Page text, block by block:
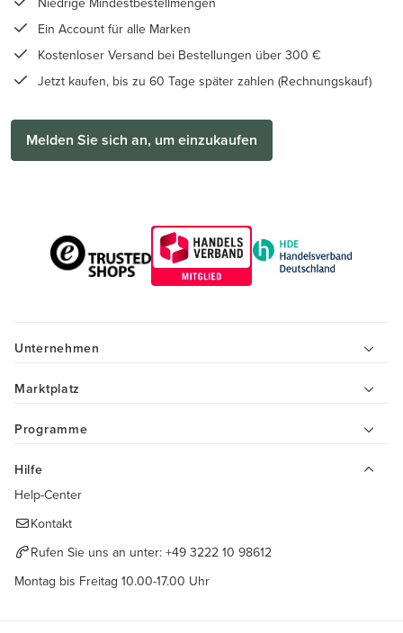
Ein Account für alle Marken
Kostenloser Versand bei Bestellungen über 300 €
Jetzt kaufen, bis zu 60 Tage später zahlen (Rechnungskauf)
Melden Sie sich an, um einzukaufen
Unternehmen
Marktplatz
Programme
Hilfe
Help-Center
Kontakt
Rufen Sie uns an unter: +49 3222 10 98612
Montag bis Freitag 10.00-17.00 Uhr